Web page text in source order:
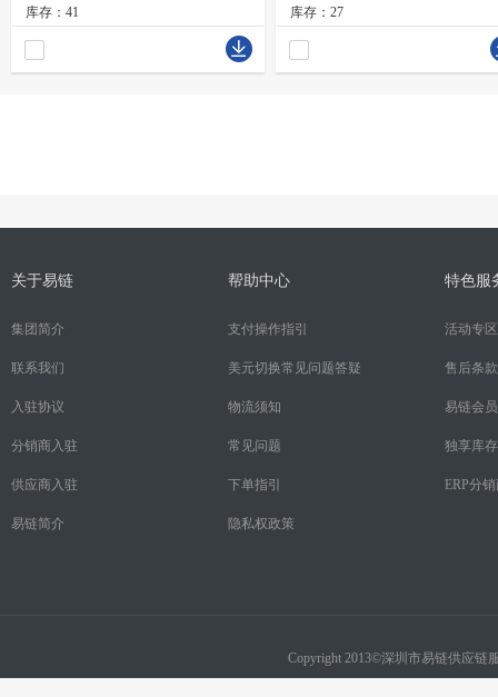
库存：41 库存：27
关于易链
集团简介
联系我们
入驻协议
分销商入驻
供应商入驻
易链简介
帮助中心
支付操作指引
美元切换常见问题答疑
物流须知
常见问题
下单指引
隐私权政策
特色服
活动专区
售后条款
易链会
独享库
ERP分
Copyright 2013©深圳市易链供应链